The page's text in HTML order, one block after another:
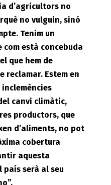
d’agricultors no
no vulguin, sinó
Tenim un
com està concebuda
que hem de
reclamar. Estem en
inclemències
canvi climàtic,
productors, que
d’aliments, no pot
cobertura
aquesta
país serà al seu